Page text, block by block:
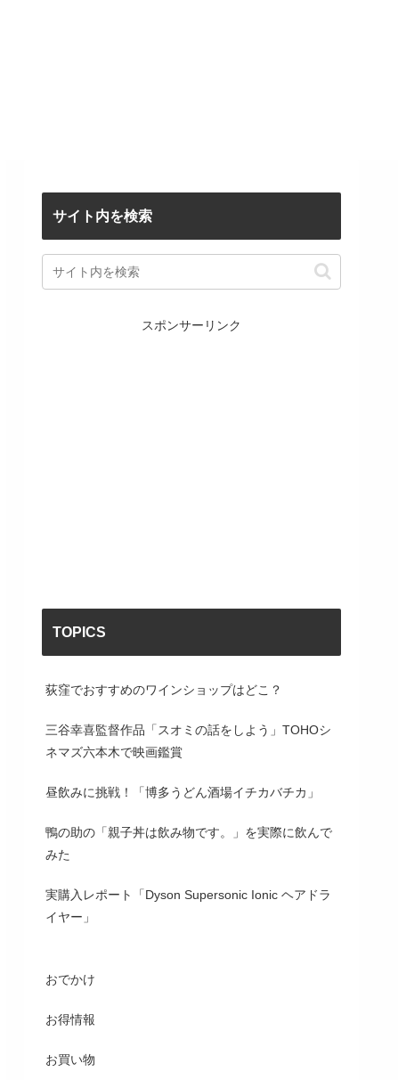
サイト内を検索
スポンサーリンク
TOPICS
荻窪でおすすめのワインショップはどこ？
三谷幸喜監督作品「スオミの話をしよう」TOHOシ
ネマズ六本木で映画鑑賞
昼飲みに挑戦！「博多うどん酒場イチカバチカ」
鴨の助の「親子丼は飲み物です。」を実際に飲んで
みた
実購入レポート「Dyson Supersonic Ionic ヘアドラ
イヤー」
おでかけ
お得情報
お買い物